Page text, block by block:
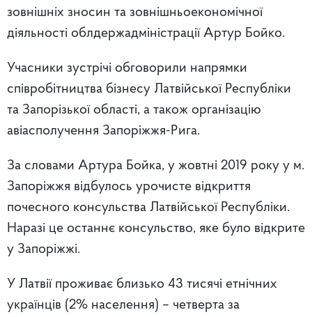
зовнішніх зносин та зовнішньоекономічної
діяльності облдержадміністрації Артур Бойко.
Учасники зустрічі обговорили напрямки
співробітництва бізнесу Латвійської Республіки
та Запорізької області, а також організацію
авіасполучення Запоріжжя-Рига.
За словами Артура Бойка, у жовтні 2019 року у м.
Запоріжжя відбулось урочисте відкриття
почесного консульства Латвійської Республіки.
Наразі це останнє консульство, яке було відкрите
у Запоріжжі.
У Латвії проживає близько 43 тисячі етнічних
українців (2% населення) – четверта за